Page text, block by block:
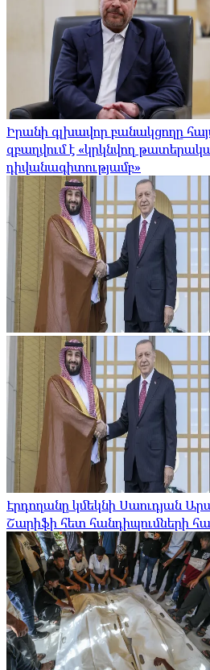
Իրանի գլխավոր բանակցողը
զբաղվում է «կրկնվող
դիվանագիտությամբ»
Էրդողանը կմեկնի Սաուդյան
Շարիֆի հետ հանդիպումների